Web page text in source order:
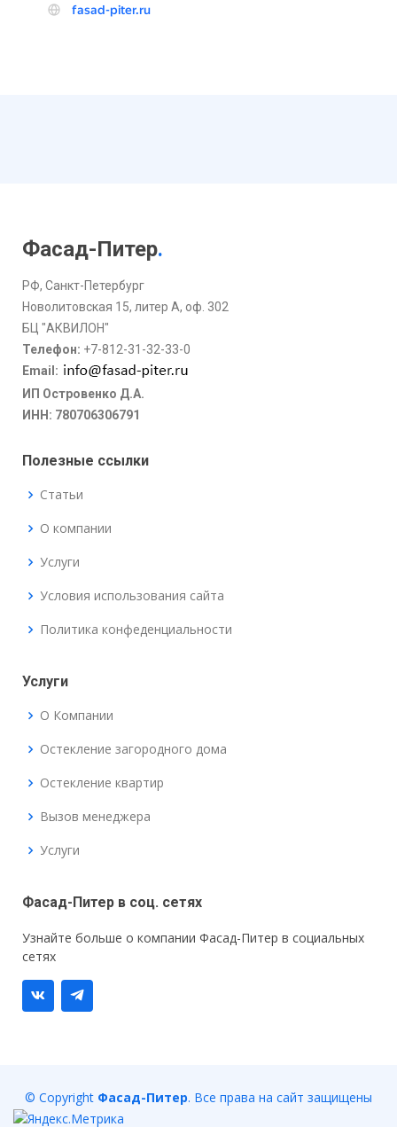
Фасад-Питер.
РФ, Санкт-Петербург
Новолитовская 15, литер А, оф. 302
БЦ "АКВИЛОН"
Телефон: +7-812-31-32-33-0
Email:
ИП Островенко Д.А.
ИНН: 780706306791
Полезные ссылки
Статьи
О компании
Услуги
Условия использования сайта
Политика конфеденциальности
Услуги
О Компании
Остекление загородного дома
Остекление квартир
Вызов менеджера
Услуги
Фасад-Питер в соц. сетях
Узнайте больше о компании Фасад-Питер в социальных
сетях
© Copyright Фасад-Питер. Все права на сайт защищены